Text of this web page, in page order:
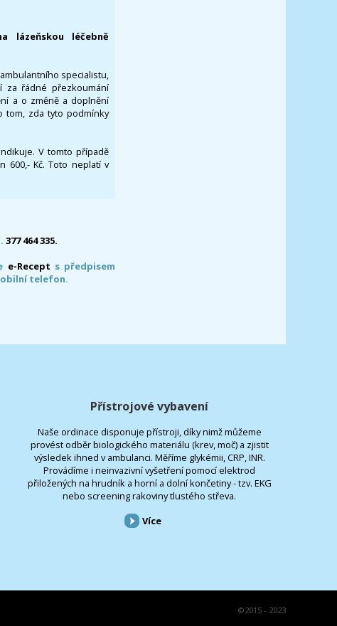
lázeňskou léčebně
specialistu,
za řádné přezkoumání
a o změně a doplnění
tom, zda tyto podmínky
V tomto případě
600,- Kč. Toto neplatí v
377 464 335.
e-Recept s předpisem
telefon.
Přístrojové vybavení
Naše ordinace disponuje přístroji, díky nimž můžeme
provést odběr biologického materiálu (krev, moč) a zjistit
výsledek ihned v ambulanci. Měříme glykémii, CRP, INR.
Provádíme i neinvazivní vyšetření pomocí elektrod
přiložených na hrudník a horní a dolní končetiny - tzv. EKG
nebo screening rakoviny tlustého střeva.
Více
©2015 - 2023